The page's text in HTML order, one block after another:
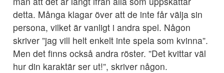
detta. Många klagar över att de inte får välja sin
persona, vilket är vanligt i andra spel. Någon
skriver ”jag vill helt enkelt inte spela som kvinna”.
Men det finns också andra röster. ”Det kvittar väl
hur din karaktär ser ut!”, skriver någon.